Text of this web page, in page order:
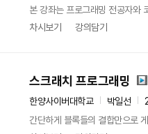
본 강좌는 프로그래밍 전공자와
차시보기
강의담기
스크래치 프로그래밍
한양사이버대학교 박일선
간단하게 블록들의 결합만으로